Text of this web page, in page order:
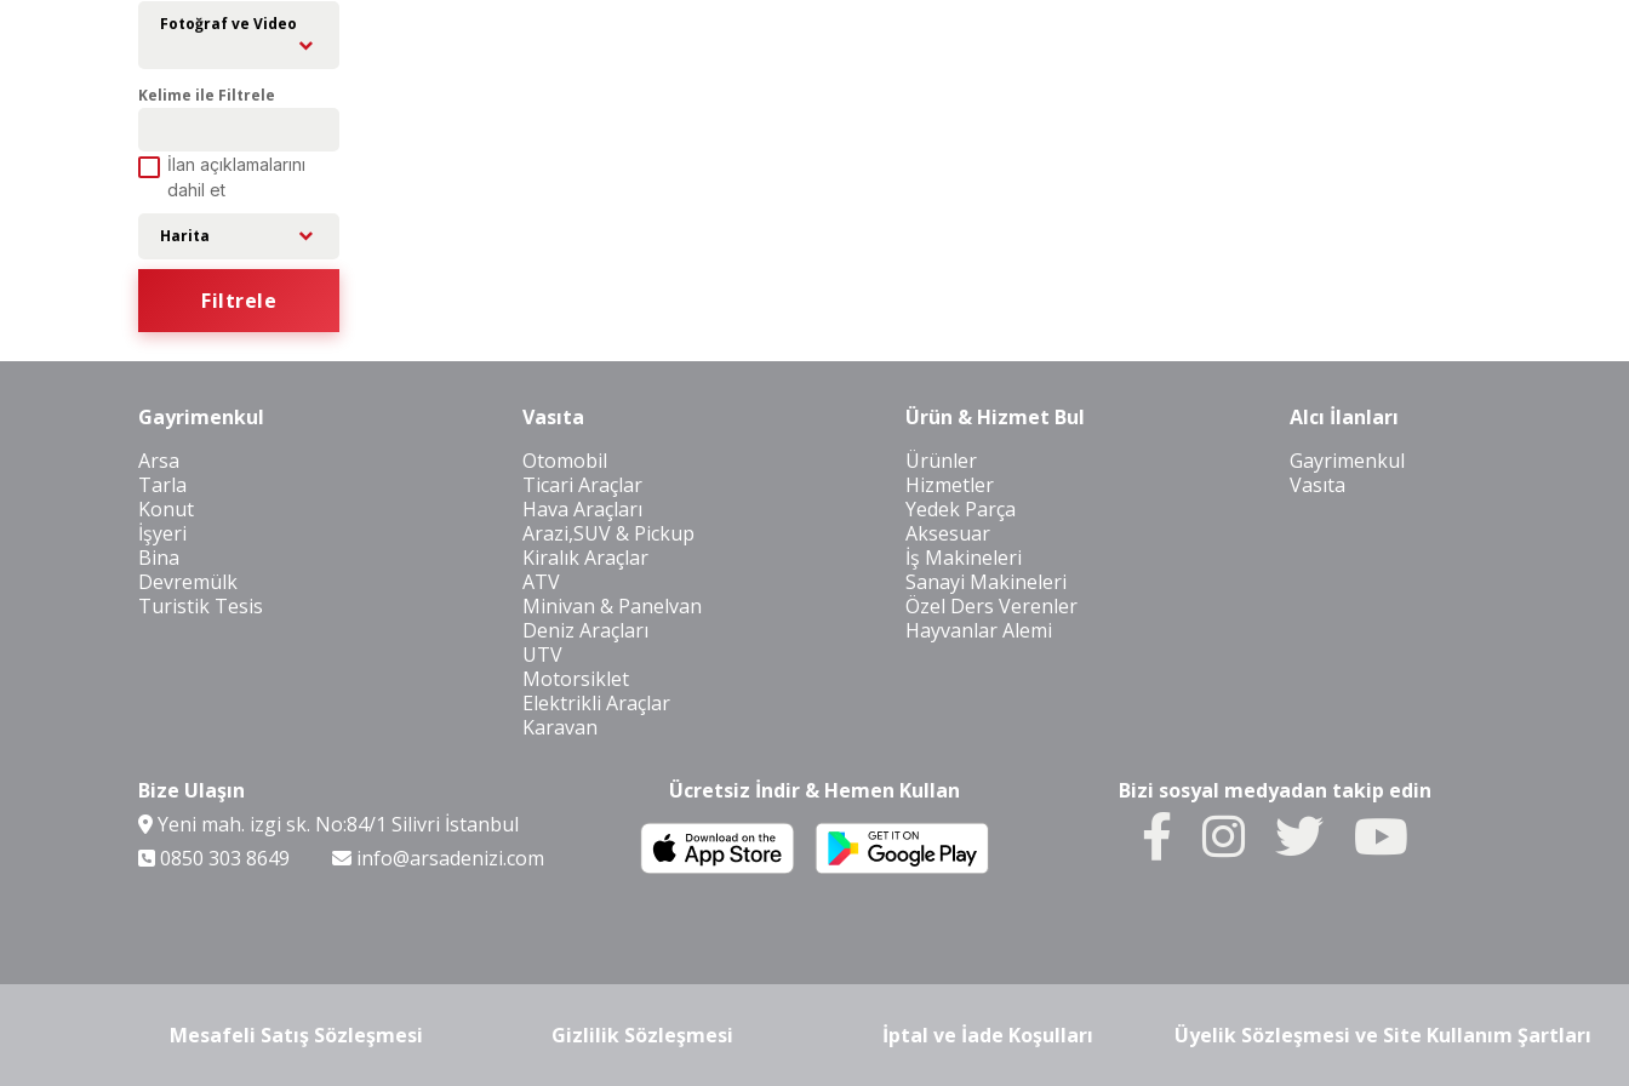
Fotoğraf ve Video
Kelime ile Filtrele
İlan açıklamalarını
dahil et
Harita
Filtrele
Gayrimenkul
Arsa
Tarla
Konut
İşyeri
Bina
Devremülk
Turistik Tesis
Vasıta
Otomobil
Ticari Araçlar
Hava Araçları
Arazi,SUV & Pickup
Kiralık Araçlar
ATV
Minivan & Panelvan
Deniz Araçları
UTV
Motorsiklet
Elektrikli Araçlar
Karavan
Ürün & Hizmet Bul
Ürünler
Hizmetler
Yedek Parça
Aksesuar
İş Makineleri
Sanayi Makineleri
Özel Ders Verenler
Hayvanlar Alemi
Alcı İlanları
Gayrimenkul
Vasıta
Bize Ulaşın
Yeni mah. izgi sk. No:84/1 Silivri İstanbul
0850 303 8649
info@arsadenizi.com
Ücretsiz İndir & Hemen Kullan Bizi sosyal medyadan takip edin
Mesafeli Satış Sözleşmesi Gizlilik Sözleşmesi İptal ve İade Koşulları Üyelik Sözleşmesi ve Site Kullanım Şartları